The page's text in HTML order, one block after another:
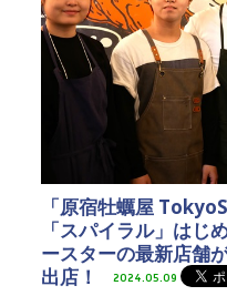
「原宿牡蠣屋
「スパイラル」はじ
ースターの最新店舗
出店！
2024.05.09